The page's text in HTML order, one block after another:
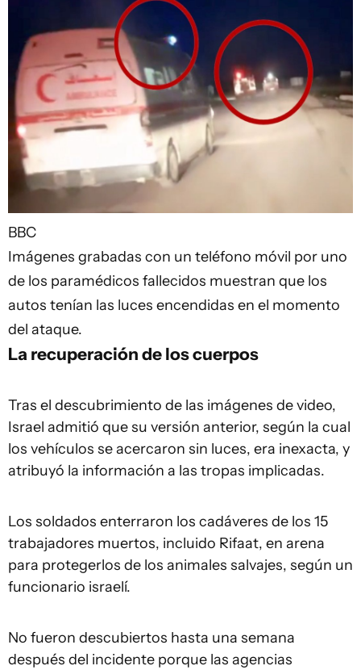
BBC
Imágenes grabadas con un teléfono móvil por uno
de los paramédicos fallecidos muestran que los
autos tenían las luces encendidas en el momento
del ataque.
La recuperación de los cuerpos
Tras el descubrimiento de las imágenes de video,
Israel admitió que su versión anterior, según la cual
los vehículos se acercaron sin luces, era inexacta, y
atribuyó la información a las tropas implicadas.
Los soldados enterraron los cadáveres de los 15
trabajadores muertos, incluido Rifaat, en arena
para protegerlos de los animales salvajes, según un
funcionario israelí.
No fueron descubiertos hasta una semana
después del incidente porque las agencias